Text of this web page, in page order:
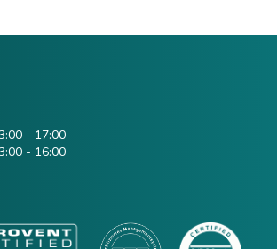
- 17:00
- 16:00